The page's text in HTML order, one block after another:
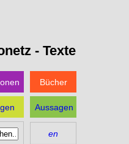
- Texte
Bücher
Aussagen
en